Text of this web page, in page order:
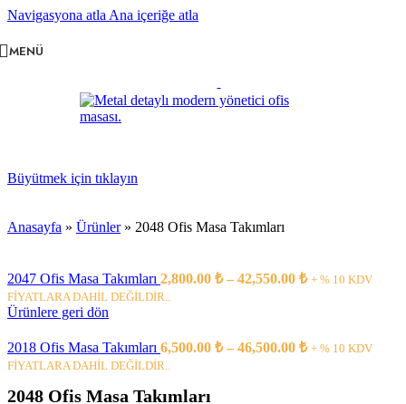
Navigasyona atla Ana içeriğe atla
MENÜ
Büyütmek için tıklayın
Anasayfa » Ürünler» 2048 Ofis Masa Takımları
2047 Ofis Masa Takımları 2,800.00 ₺ – 42,550.00 ₺Fiyat
42,550.00 ₺
+ % 10 KDV
FİYATLARA DAHİL DEĞİLDİR..
Ürünlere geri dön
2018 Ofis Masa Takımları 6,500.00 ₺ – 46,500.00 ₺Fiyat
+ % 10 KDV
FİYATLARA DAHİL DEĞİLDİR..
2048 Ofis Masa Takımları